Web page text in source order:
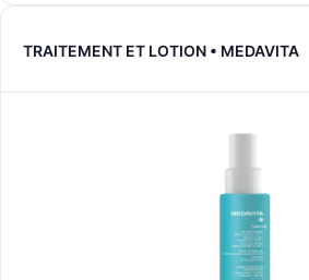
TRAITEMENT ET LOTION • MEDAVITA